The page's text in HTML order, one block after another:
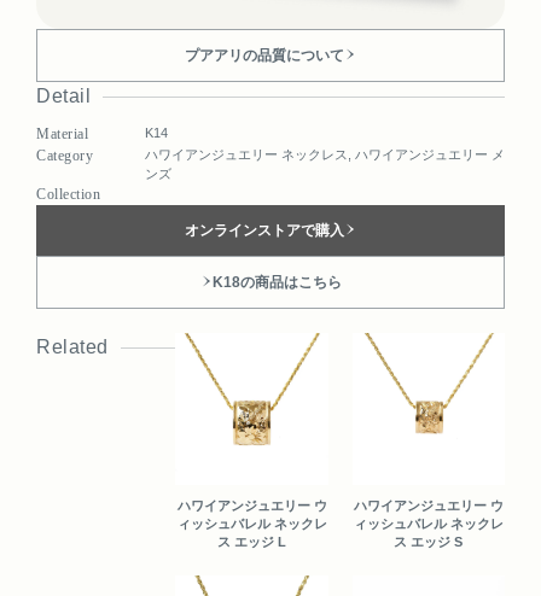
プアアリの品質について
Detail
Material K14
Category ハワイアンジュエリー ネックレス
ハワイアンジュエリー メ
ンズ
Collection
オンラインストアで購入
K18の商品はこちら
Related
ハワイアンジュエリー ウ
ィッシュバレル ネックレ
ス エッジ L
ハワイアンジュエリー ウ
ィッシュバレル ネックレ
ス エッジ S